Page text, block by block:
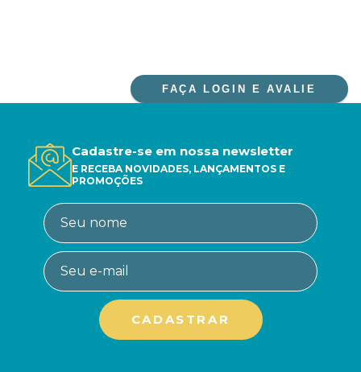
FAÇA LOGIN E AVALIE
Cadastre-se em nossa newsletter
E RECEBA NOVIDADES, LANÇAMENTOS E
PROMOÇÕES